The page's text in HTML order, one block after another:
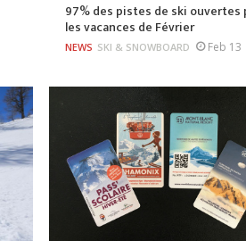
97% des pistes de ski ouvertes
les vacances de Février
NEWS SKI & SNOWBOARD Feb 13